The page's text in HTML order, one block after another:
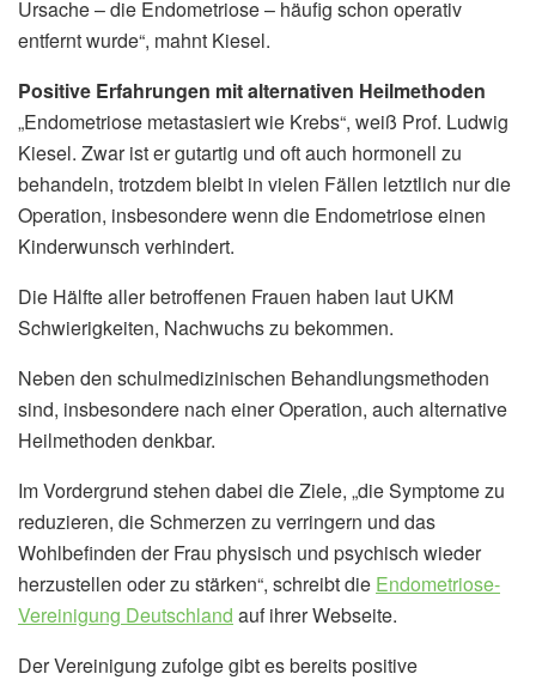
Ursache – die Endometriose – häufig schon operativ
entfernt wurde“, mahnt Kiesel.
Positive Erfahrungen mit alternativen Heilmethoden
„Endometriose metastasiert wie Krebs“, weiß Prof. Ludwig
Kiesel. Zwar ist er gutartig und oft auch hormonell zu
behandeln, trotzdem bleibt in vielen Fällen letztlich nur die
Operation, insbesondere wenn die Endometriose einen
Kinderwunsch verhindert.
Die Hälfte aller betroffenen Frauen haben laut UKM
Schwierigkeiten, Nachwuchs zu bekommen.
Neben den schulmedizinischen Behandlungsmethoden
sind, insbesondere nach einer Operation, auch alternative
Heilmethoden denkbar.
Im Vordergrund stehen dabei die Ziele, „die Symptome zu
reduzieren, die Schmerzen zu verringern und das
Wohlbefinden der Frau physisch und psychisch wieder
herzustellen oder zu stärken“, schreibt die Endometriose-
Vereinigung Deutschland auf ihrer Webseite.
Der Vereinigung zufolge gibt es bereits positive